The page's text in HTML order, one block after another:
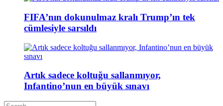
FIFA’nın dokunulmaz kralı Trump’ın tek
cümlesiyle sarsıldı
Artık sadece koltuğu sallanmıyor,
Infantino’nun en büyük sınavı